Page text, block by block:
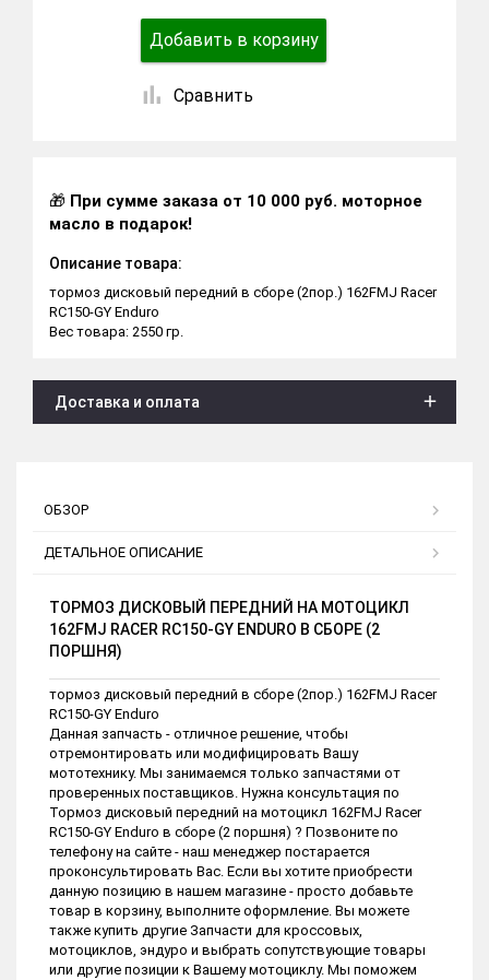
Добавить в корзину
Сравнить
🎁 При сумме заказа от 10 000 руб. моторное
масло в подарок!
Описание товара:
тормоз дисковый передний в сборе (2пор.) 162FMJ Racer
RC150-GY Enduro
Вес товара: 2550 гр.
Доставка и оплата
ОБЗОР
ДЕТАЛЬНОЕ ОПИСАНИЕ
ТОРМОЗ ДИСКОВЫЙ ПЕРЕДНИЙ НА МОТОЦИКЛ
162FMJ RACER RC150-GY ENDURO В СБОРЕ (2
ПОРШНЯ)
тормоз дисковый передний в сборе (2пор.) 162FMJ Racer
RC150-GY Enduro
Данная запчасть - отличное решение, чтобы
отремонтировать или модифицировать Вашу
мототехнику. Мы занимаемся только запчастями от
проверенных поставщиков. Нужна консультация по
Тормоз дисковый передний на мотоцикл 162FMJ Racer
RC150-GY Enduro в сборе (2 поршня) ? Позвоните по
телефону на сайте - наш менеджер постарается
проконсультировать Вас. Если вы хотите приобрести
данную позицию в нашем магазине - просто добавьте
товар в корзину, выполните оформление. Вы можете
также купить другие Запчасти для кроссовых,
мотоциклов, эндуро и выбрать сопутствующие товары
или другие позиции к Вашему мотоциклу. Мы поможем